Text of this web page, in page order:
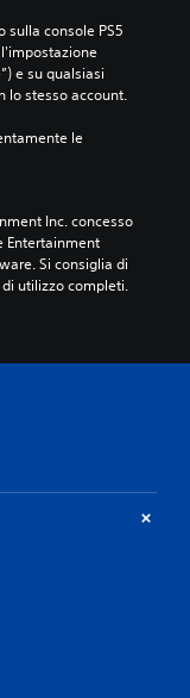
sulla console PS5
e su qualsiasi
lo stesso account.
le
Inc. concesso
Entertainment
Si consiglia di
utilizzo completi.